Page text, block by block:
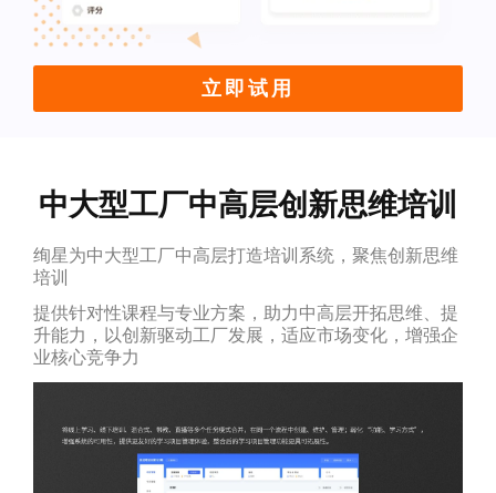
立即试用
中大型工厂中高层创新思维培训
绚星为中大型工厂中高层打造培训系统，聚焦创新思维
培训
提供针对性课程与专业方案，助力中高层开拓思维、提
升能力，以创新驱动工厂发展，适应市场变化，增强企
业核心竞争力